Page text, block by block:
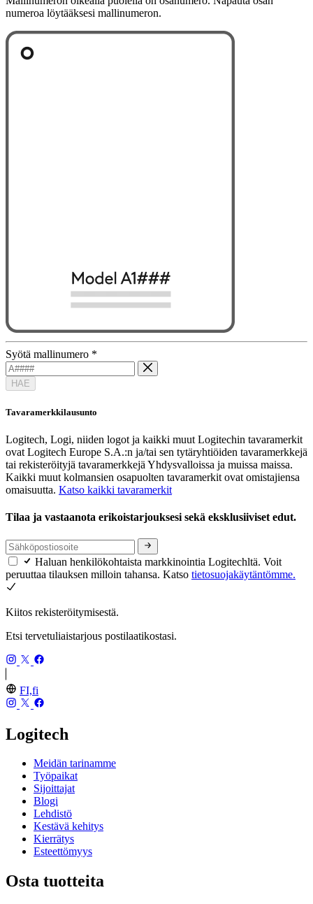
numeroa löytääksesi mallinumeron.
Syötä mallinumero *
HAE
Tavaramerkkilausunto
Logitech, Logi, niiden logot ja kaikki muut Logitechin tavaramerkit
ovat Logitech Europe S.A.:n ja/tai sen tytäryhtiöiden tavaramerkkejä
tai rekisteröityjä tavaramerkkejä Yhdysvalloissa ja muissa maissa.
Kaikki muut kolmansien osapuolten tavaramerkit ovat omistajiensa
omaisuutta. Katso kaikki tavaramerkit
Tilaa ja vastaanota erikoistarjouksesi sekä eksklusiiviset edut.
Haluan henkilökohtaista markkinointia Logitechltä. Voit
peruuttaa tilauksen milloin tahansa. Katso tietosuojakäytäntömme.
Kiitos rekisteröitymisestä.
Etsi tervetuliaistarjous postilaatikostasi.
FI,fi
Logitech
Meidän tarinamme
Työpaikat
Sijoittajat
Blogi
Lehdistö
Kestävä kehitys
Kierrätys
Esteettömyys
Osta tuotteita